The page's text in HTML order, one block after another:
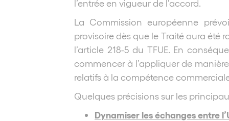
l’entrée en vigueur de l’accord.
La Commission européenne
provisoire dès que le Traité aura
l’article 218-5 du TFUE. En
commencer à l’appliquer de
relatifs à la compétence
Quelques précisions sur les
Dynamiser les échanges entre